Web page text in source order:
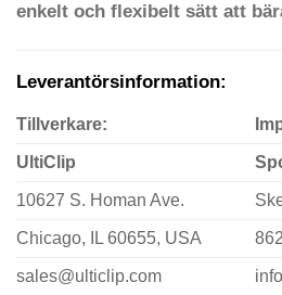
enkelt och flexibelt sätt att
Leverantörsinformation:
Tillverkare:
UltiClip
10627 S. Homan Ave.
Chicago, IL 60655, USA
sales@ulticlip.com